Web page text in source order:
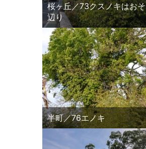
桜ヶ丘／73クスノキはお
辺り
半町／76エノキ